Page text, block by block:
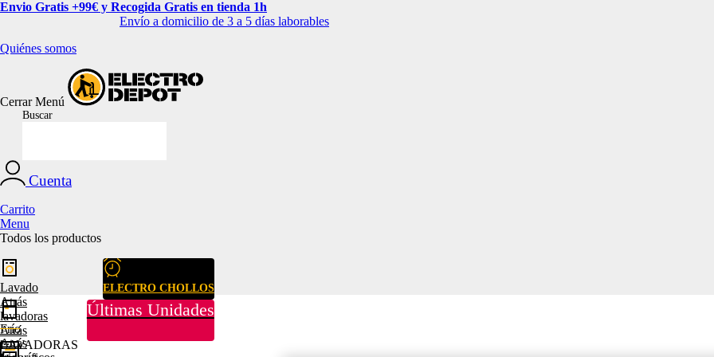
Envio Gratis +99€ y Recogida Gratis en tienda 1h
Envío a domicilio de 3 a 5 días laborables
Quiénes somos
CerrarMenú
Buscar
Cuenta
Carrito
Menu
Todos los productos
ELECTRO CHOLLOS
Últimas Unidades
Lavado
Atrás
lavadoras
Atrás
LAVADORAS
Frío
Atrás